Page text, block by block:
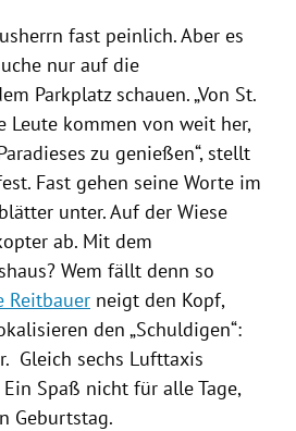
fast peinlich. Aber es
nur auf die
Parkplatz schauen. „Von St.
Leute kommen von weit her,
zu genießen“, stellt
Fast gehen seine Worte im
unter. Auf der Wiese
ab. Mit dem
Wem fällt denn so
Reitbauer neigt den Kopf,
den „Schuldigen“:
. Gleich sechs Lufttaxis
Spaß nicht für alle Tage,
Geburtstag.